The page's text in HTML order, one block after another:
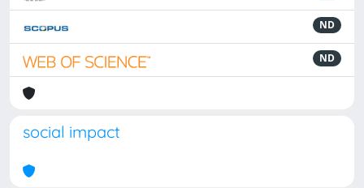
ND
ND
social impact